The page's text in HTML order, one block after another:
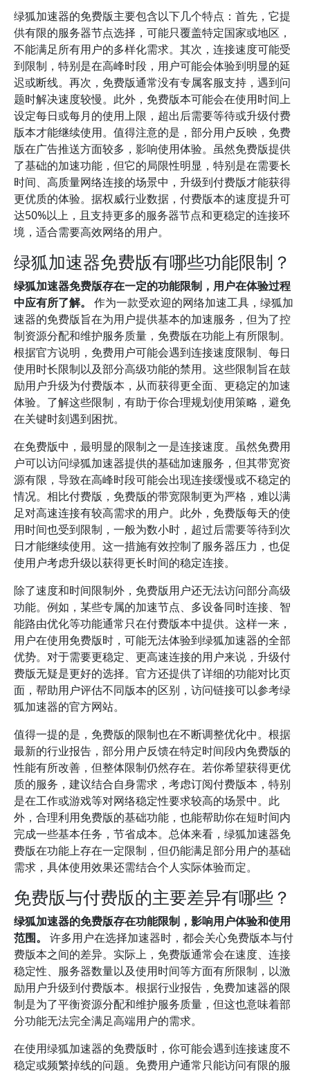
绿狐加速器的免费版主要包含以下几个特点：首先，它提
供有限的服务器节点选择，可能只覆盖特定国家或地区，
不能满足所有用户的多样化需求。其次，连接速度可能受
到限制，特别是在高峰时段，用户可能会体验到明显的延
迟或断线。再次，免费版通常没有专属客服支持，遇到问
题时解决速度较慢。此外，免费版本可能会在使用时间上
设定每日或每月的使用上限，超出后需要等待或升级付费
版本才能继续使用。值得注意的是，部分用户反映，免费
版在广告推送方面较多，影响使用体验。虽然免费版提供
了基础的加速功能，但它的局限性明显，特别是在需要长
时间、高质量网络连接的场景中，升级到付费版才能获得
更优质的体验。据权威行业数据，付费版本的速度提升可
达50%以上，且支持更多的服务器节点和更稳定的连接环
境，适合需要高效网络的用户。
绿狐加速器免费版有哪些功能限制？
绿狐加速器免费版存在一定的功能限制，用户在体验过程
中应有所了解。
作为一款受欢迎的网络加速工具，绿狐加
速器的免费版旨在为用户提供基本的加速服务，但为了控
制资源分配和维护服务质量，免费版在功能上有所限制。
根据官方说明，免费用户可能会遇到连接速度限制、每日
使用时长限制以及部分高级功能的禁用。这些限制旨在鼓
励用户升级为付费版本，从而获得更全面、更稳定的加速
体验。了解这些限制，有助于你合理规划使用策略，避免
在关键时刻遇到困扰。
在免费版中，最明显的限制之一是连接速度。虽然免费用
户可以访问绿狐加速器提供的基础加速服务，但其带宽资
源有限，导致在高峰时段可能会出现连接缓慢或不稳定的
情况。相比付费版，免费版的带宽限制更为严格，难以满
足对高速连接有较高需求的用户。此外，免费版每天的使
用时间也受到限制，一般为数小时，超过后需要等待到次
日才能继续使用。这一措施有效控制了服务器压力，也促
使用户考虑升级以获得更长时间的稳定连接。
除了速度和时间限制外，免费版用户还无法访问部分高级
功能。例如，某些专属的加速节点、多设备同时连接、智
能路由优化等功能通常只在付费版本中提供。这样一来，
用户在使用免费版时，可能无法体验到绿狐加速器的全部
优势。对于需要更稳定、更高速连接的用户来说，升级付
费版无疑是更好的选择。官方还提供了详细的功能对比页
面，帮助用户评估不同版本的区别，访问链接可以参考绿
狐加速器的官方网站。
值得一提的是，免费版的限制也在不断调整优化中。根据
最新的行业报告，部分用户反馈在特定时间段内免费版的
性能有所改善，但整体限制仍然存在。若你希望获得更优
质的服务，建议结合自身需求，考虑订阅付费版本，特别
是在工作或游戏等对网络稳定性要求较高的场景中。此
外，合理利用免费版的基础功能，也能帮助你在短时间内
完成一些基本任务，节省成本。总体来看，绿狐加速器免
费版在功能上存在一定限制，但仍能满足部分用户的基础
需求，具体使用效果还需结合个人实际体验而定。
免费版与付费版的主要差异有哪些？
绿狐加速器的免费版存在功能限制，影响用户体验和使用
范围。
许多用户在选择加速器时，都会关心免费版本与付
费版本之间的差异。实际上，免费版通常会在速度、连接
稳定性、服务器数量以及使用时间等方面有所限制，以激
励用户升级到付费版本。根据行业报告，免费加速器的限
制是为了平衡资源分配和维护服务质量，但这也意味着部
分功能无法完全满足高端用户的需求。
在使用绿狐加速器的免费版时，你可能会遇到连接速度不
稳定或频繁掉线的问题。免费用户通常只能访问有限的服